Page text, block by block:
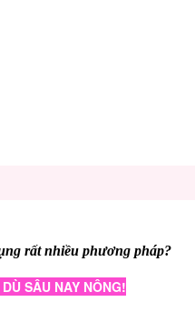
rất nhiều phương pháp?
SÂU NAY NÔNG!